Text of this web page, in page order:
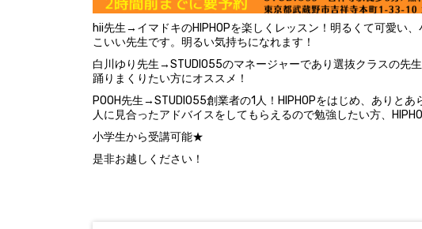
hii先生→イマドキのHIPHOPを楽しくレッスン！明るくて可愛い
こいい先生です。明るい気持ちになれます！
白川ゆり先生→STUDIO55のマネージャーであり選抜クラスの先
踊りまくりたい方にオススメ！
POOH先生→STUDIO55創業者の1人！HIPHOPをはじめ、ありと
人に見合ったアドバイスをしてもらえるので勉強したい方、
小学生から受講可能★
是非お越しください！